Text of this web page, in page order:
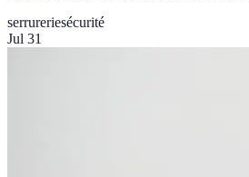
serrureriesécurité
Jul 31